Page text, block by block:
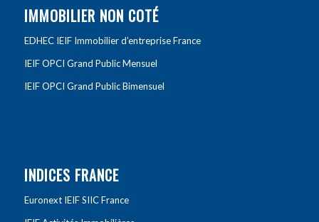
IMMOBILIER NON COTÉ
EDHEC IEIF Immobilier d’entreprise France
IEIF OPCI Grand Public Mensuel
IEIF OPCI Grand Public Bimensuel
INDICES FRANCE
Euronext IEIF SIIC France